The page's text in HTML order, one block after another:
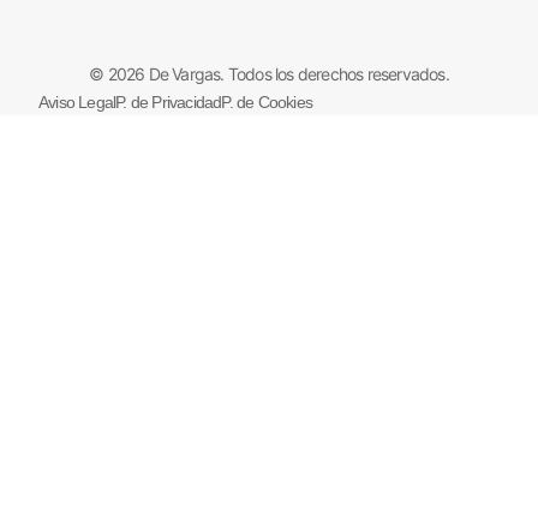
© 2026 De Vargas. Todos los derechos reservados.
Aviso LegalP. de PrivacidadP. de Cookies